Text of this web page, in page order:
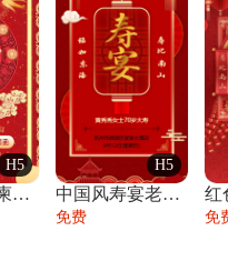
H5
喜庆寿宴请柬老人生日宴会邀请函请柬过大寿
H5
中国风寿宴老人生日宴会邀请函寿宴请帖请柬
免费 免